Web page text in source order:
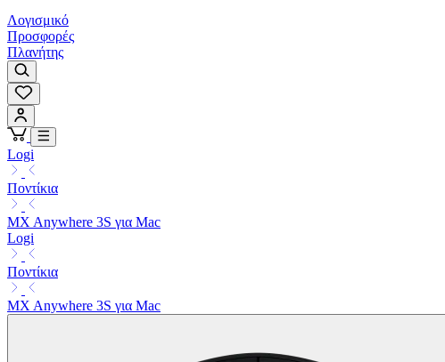
Λογισμικό
Προσφορές
Πλανήτης
Logi
Ποντίκια
MX Anywhere 3S για Mac
Logi
Ποντίκια
MX Anywhere 3S για Mac